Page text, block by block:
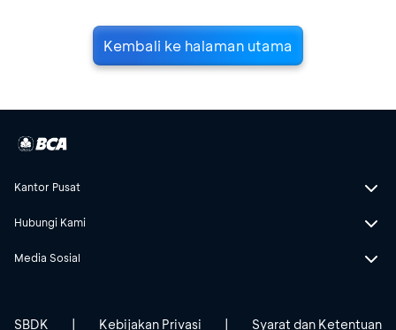
Kembali ke halaman utama
Kantor Pusat
Hubungi Kami
Media Sosial
SBDK Kebijakan Privasi Syarat dan Ketentuan